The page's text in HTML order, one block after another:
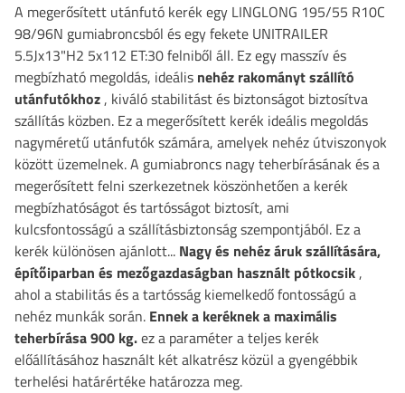
A megerősített utánfutó kerék egy LINGLONG 195/55 R10C
98/96N gumiabroncsból és egy fekete UNITRAILER
5.5Jx13"H2 5x112 ET:30 felniből áll. Ez egy masszív és
megbízható megoldás, ideális nehéz rakományt szállító
utánfutókhoz, kiváló stabilitást és biztonságot biztosítva
szállítás közben. Ez a megerősített kerék ideális megoldás
nagyméretű utánfutók számára, amelyek nehéz útviszonyok
között üzemelnek. A gumiabroncs nagy teherbírásának és a
megerősített felni szerkezetnek köszönhetően a kerék
megbízhatóságot és tartósságot biztosít, ami
kulcsfontosságú a szállításbiztonság szempontjából. Ez a
kerék különösen ajánlott... Nagy és nehéz áruk szállítására,
építőiparban és mezőgazdaságban használt pótkocsik,
ahol a stabilitás és a tartósság kiemelkedő fontosságú a
nehéz munkák során. Ennek a keréknek a maximális
teherbírása900 kg.ez a paramétera teljes kerék
előállításához használt két alkatrész közül a gyengébbik
terhelési határértéke határozza meg.